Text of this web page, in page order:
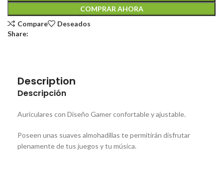
COMPRAR AHORA
Compare
Deseados
Share:
Description
Descripción
Auriculares con Diseño Gamer confortable y ajustable.
Poseen unas suaves almohadillas te permitirán disfrutar
plenamente de tus juegos y tu música.